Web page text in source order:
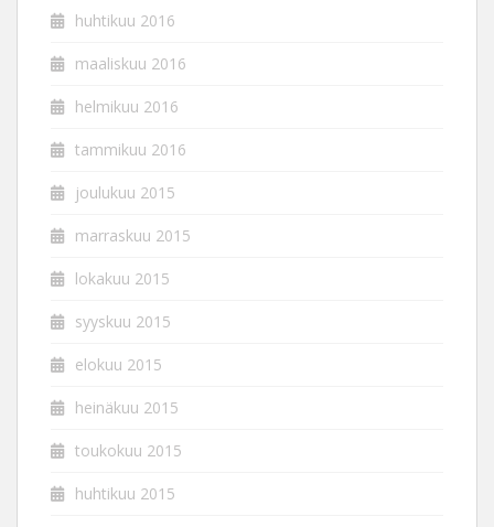
huhtikuu 2016
maaliskuu 2016
helmikuu 2016
tammikuu 2016
joulukuu 2015
marraskuu 2015
lokakuu 2015
syyskuu 2015
elokuu 2015
heinäkuu 2015
toukokuu 2015
huhtikuu 2015